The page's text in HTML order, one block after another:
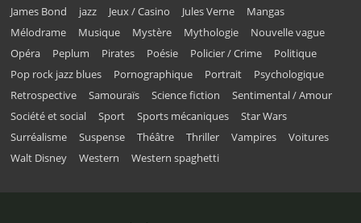
James Bond
jazz Jeux / Casino Jules Verne
Mangas
Mélodrame
Musique Mystère Mythologie
Nouvelle vague
Opéra
Peplum Pirates Poésie Policier / Crime
Politique
Pop rock jazz blues
Pornographique Portrait
Psychologique
Retrospective
Samouraïs Science fiction
Sentimental / Amour
Société et social
Sport Sports mécaniques
Star Wars
Surréalisme
Suspense Théâtre Thriller Vampires
Voitures
Walt Disney
Western Western spaghetti